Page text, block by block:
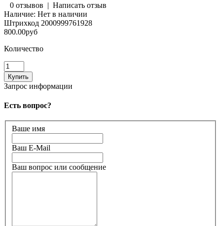
0 отзывов | Написать отзыв
Наличие: Нет в наличии
Штрихкод 2000999761928
800.00руб
Количество
Запрос информации
Есть вопрос?
Ваше имя
Ваш E-Mail
Ваш вопрос или сообщение